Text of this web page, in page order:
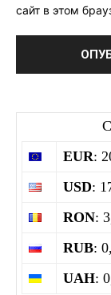
сайт в этом
EUR:
USD:
RON:
RUB:
UAH: